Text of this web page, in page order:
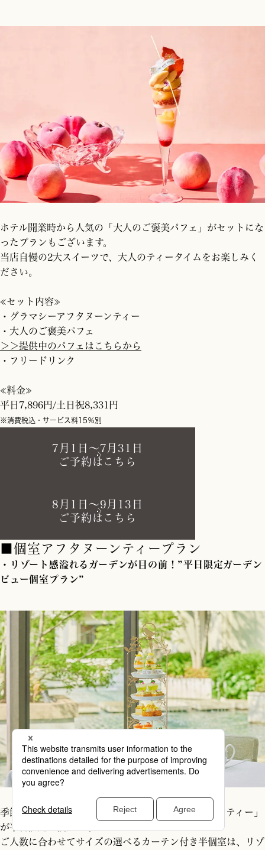
ホテル開業時から人気の「大人のご褒美パフェ」がセットにな
ったプランもございます。
当店自慢の2大スイーツで、大人のティータイムをお楽しみく
ださい。
≪セット内容≫
・グラマシーアフタヌーンティー
・大人のご褒美パフェ
＞＞提供中のパフェはこちらから
・フリードリンク
≪料金≫
平日7,896円/土日祝8,331円
※消費税込・サービス料15％別
7月1日～7月31日
ご予約はこちら
8月1日～9月13日
ご予約はこちら
■個室アフタヌーンティープラン
・リゾート感溢れるガーデンが目の前！”平日限定ガーデン
ビュー個室プラン”
季節ごとにテーマが変わる「グラマシーアフタヌーンティー」
が平日限定で個室で楽しめる！
ご人数に合わせてサイズの選べるカーテン付き半個室は、リゾ